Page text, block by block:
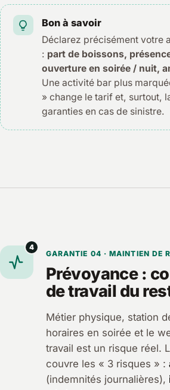
Bon à savoir
Déclarez précisément votre
: part de boissons,
ouverture en soirée / nuit,
Une activité bar plus
» change le tarif et, surtout,
garanties en cas de sinistre.
4
GARANTIE 04 · MAINTIEN DE
Prévoyance :
de travail du
Métier physique, station
horaires en soirée et le
travail est un risque réel.
couvre les « 3 risques » :
(indemnités journalières),